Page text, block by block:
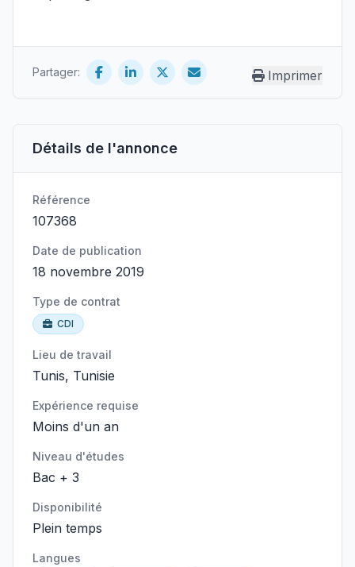
Détails de l'annonce
Référence
107368
Date de publication
18 novembre 2019
Type de contrat
CDI
Lieu de travail
Tunis, Tunisie
Expérience requise
Moins d'un an
Niveau d'études
Bac + 3
Disponibilité
Plein temps
Langues
Partager: Imprimer